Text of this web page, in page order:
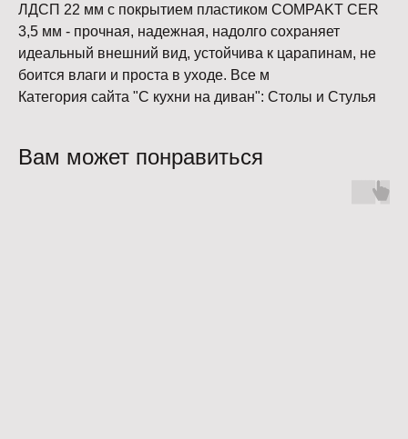
ЛДСП 22 мм с покрытием пластиком COMPAKT CER
3,5 мм - прочная, надежная, надолго сохраняет
идеальный внешний вид, устойчива к царапинам, не
боится влаги и проста в уходе. Все м
Категория сайта "С кухни на диван": Столы и Стулья
Вам может понравиться